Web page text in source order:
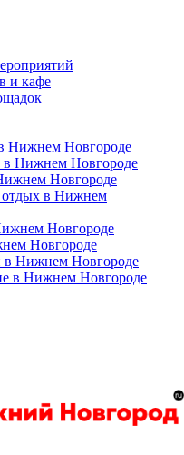
и кафе
Нижнем Новгороде
в Нижнем Новгороде
Новгороде
отдых в Нижнем
Новгороде
Новгороде
в Нижнем Новгороде
в Нижнем Новгороде